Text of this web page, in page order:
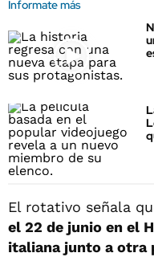
Informate más
El rotativo señala
el 22 de junio en el
italiana junto a otra